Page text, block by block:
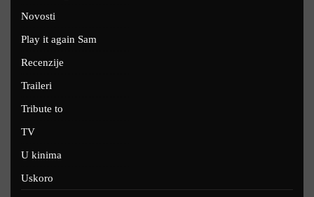
Novosti
Play it again Sam
Recenzije
Traileri
Tribute to
TV
U kinima
Uskoro